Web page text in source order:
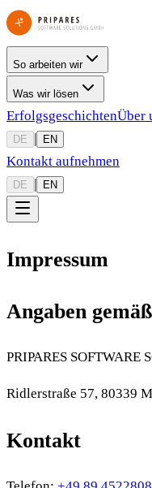
So arbeiten wir
Was wir lösen
ErfolgsgeschichtenÜber
DE | EN
Kontakt aufnehmen
DE | EN
Impressum
Angaben
PRIPARES SOFTWARE
Ridlerstraße 57, 80339
Kontakt